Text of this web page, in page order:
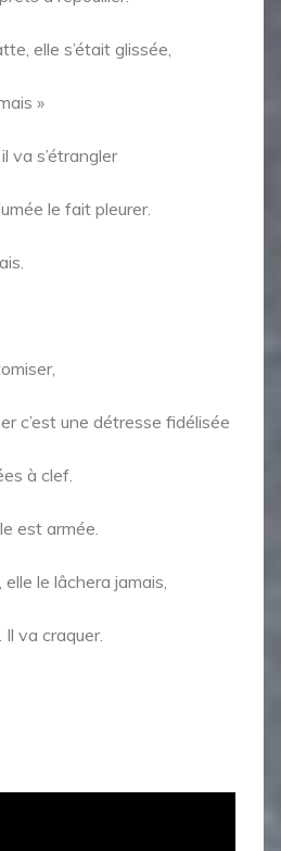
elle s’était glissée,
»
va s’étrangler
le fait pleurer.
c’est une détresse fidélisée
à clef.
est armée.
le lâchera jamais,
Il va craquer.